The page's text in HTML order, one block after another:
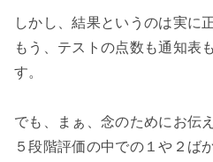
しかし、結果というのは実に
もう、テストの点数も通知表
す。
でも、まぁ、念のためにお伝
５段階評価の中での１や２ば